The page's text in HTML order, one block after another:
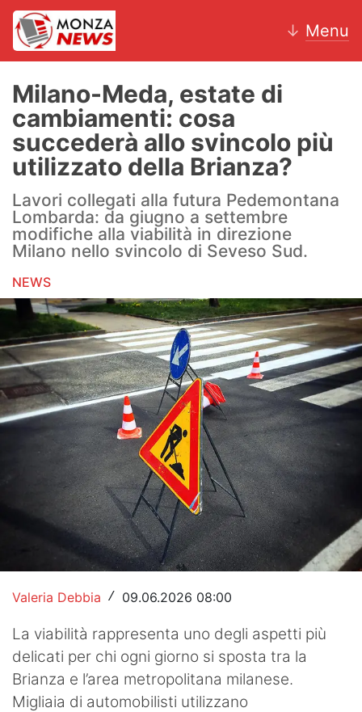
↓ Menu
News
AC Monza
Calcio
Motori
Volley
Hockey
Altri sport
Hockey
Pallanuoto
Pallamano
News
Turismo
Eventi
Milano-Meda, estate di
cambiamenti: cosa
succederà allo svincolo più
utilizzato della Brianza?
Lavori collegati alla futura Pedemontana
Lombarda: da giugno a settembre
modifiche alla viabilità in direzione
Milano nello svincolo di Seveso Sud.
NEWS
Valeria Debbia / 09.06.2026 08:00
La viabilità rappresenta uno degli aspetti più
delicati per chi ogni giorno si sposta tra la
Brianza e l’area metropolitana milanese.
Migliaia di automobilisti utilizzano